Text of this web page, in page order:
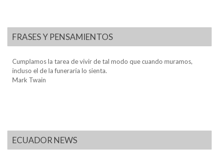
FRASES Y PENSAMIENTOS
Cumplamos la tarea de vivir de tal modo que cuando muramos,
incluso el de la funeraria lo sienta.
Mark Twain
ECUADOR NEWS